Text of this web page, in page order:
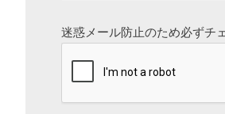
迷惑メール防止のため必ずチ